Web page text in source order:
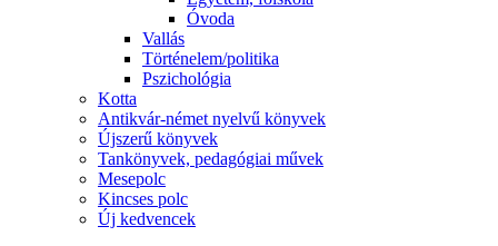
Óvoda
Vallás
Történelem/politika
Pszichológia
Kotta
Antikvár-német nyelvű könyvek
Újszerű könyvek
Tankönyvek, pedagógiai művek
Mesepolc
Kincses polc
Új kedvencek